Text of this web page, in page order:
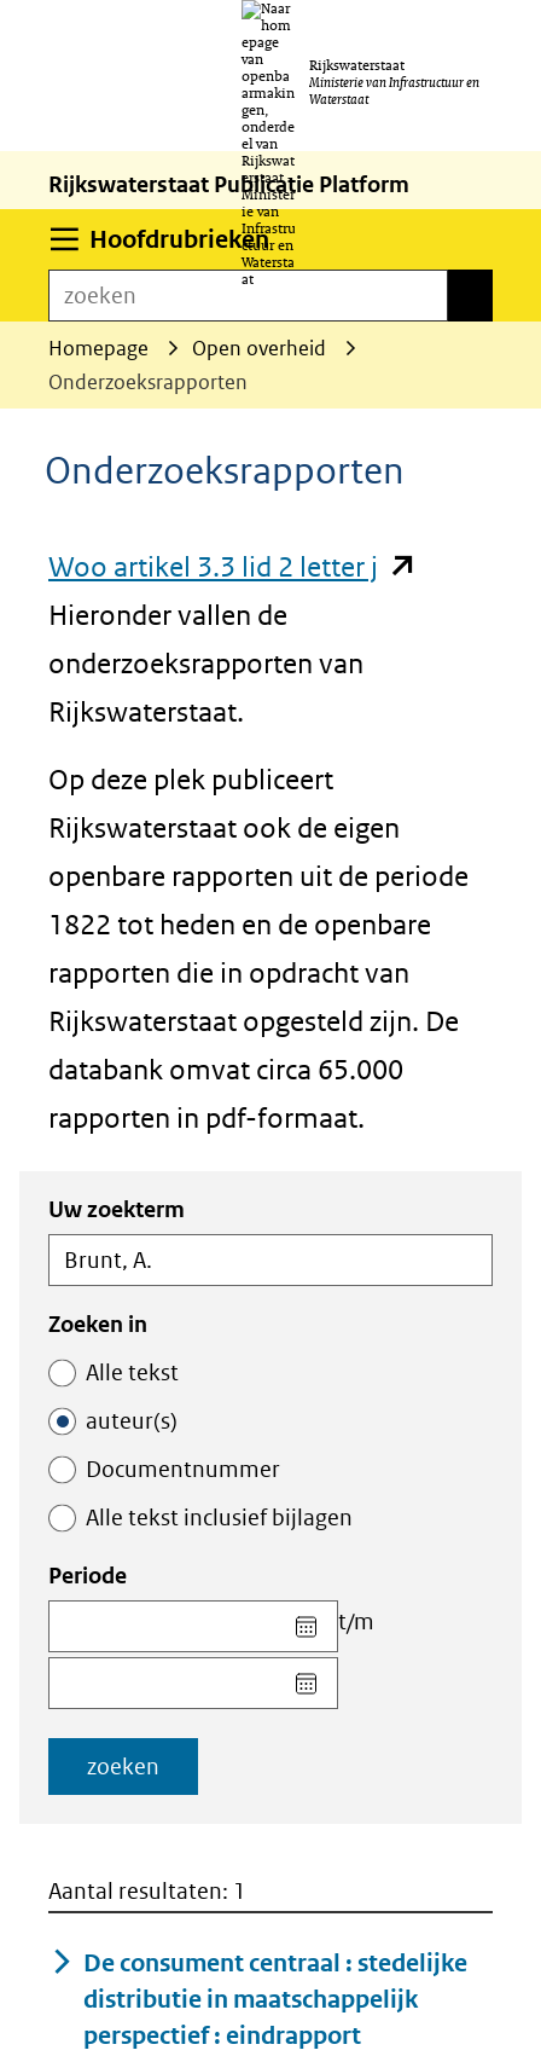
naar
de
inhoud
Rijkswaterstaat
Ministerie van Infrastructuur en
Waterstaat
Rijkswaterstaat Publicatie Platform
HoofdrubriekenUitklappen
zoeken
Homepage
Open overheid
Onderzoeksrapporten
Onderzoeksrapporten
Woo artikel 3.3 lid 2 letter j (opent
Hieronder vallen de
onderzoeksrapporten van
Rijkswaterstaat.
Op deze plek publiceert
Rijkswaterstaat ook de eigen
openbare rapporten uit de periode
1822 tot heden en de openbare
rapporten die in opdracht van
Rijkswaterstaat opgesteld zijn. De
databank omvat circa 65.000
rapporten in pdf-formaat.
Zoeken
in
de
index
Zoeken
binnen
de
index
Uw zoekterm
Zoeken in
Alle tekst
auteur(s)
Documentnummer
Alle tekst inclusief bijlagen
Periode
Kies
datum
voor
veld
t/m
Kies
datum
zoeken
Aantal resultaten: 1
De consument centraal : stedelijke
distributie in maatschappelijk
perspectief : eindrapport